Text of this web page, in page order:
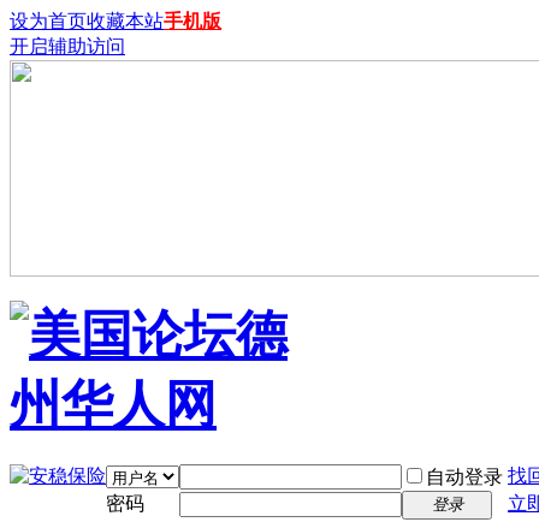
设为首页收藏本站手机版
开启辅助访问
自动登录 找
密码
登录 立